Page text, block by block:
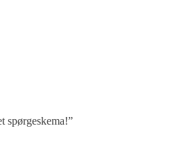
spørgeskema!”